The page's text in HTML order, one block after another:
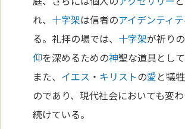
れ、 十字架は信者のアイデンティテ
る。礼拝の場では、 十字架が祈り
仰を深めるための神聖な道具とし
また、 イエス ・ キリストの愛と犠
のであり、現代社会においても変
続けている。